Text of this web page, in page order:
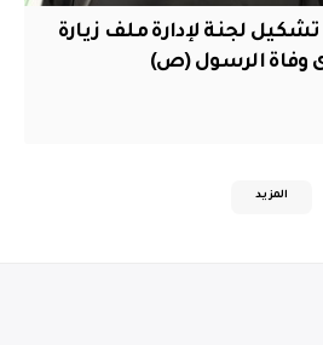
لجنة لإدارة ملف زيارة
وفاة الرسول (ص)
المزيد